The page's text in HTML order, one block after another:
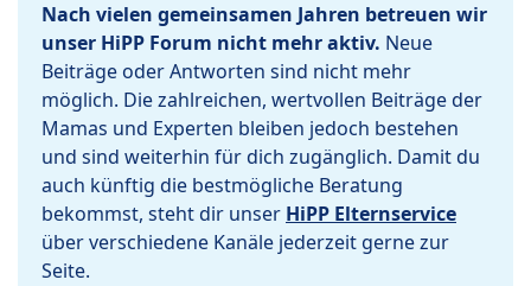
Nach vielen gemeinsamen Jahren betreuen wir
unser HiPP Forum nicht mehr aktiv. Neue
Beiträge oder Antworten sind nicht mehr
möglich. Die zahlreichen, wertvollen Beiträge der
Mamas und Experten bleiben jedoch bestehen
und sind weiterhin für dich zugänglich. Damit du
auch künftig die bestmögliche Beratung
bekommst, steht dir unser HiPP Elternservice
über verschiedene Kanäle jederzeit gerne zur
Seite.